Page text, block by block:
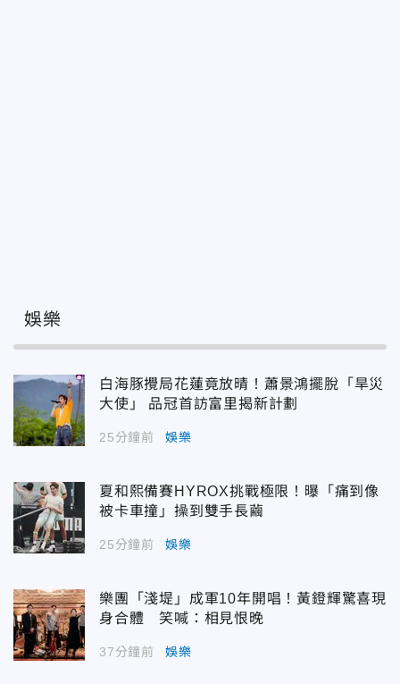
娛樂
白海豚攪局花蓮竟放晴！蕭景鴻擺脫「旱災
大使」 品冠首訪富里揭新計劃
25分鐘前 娛樂
夏和熙備賽HYROX挑戰極限！曝「痛到像
被卡車撞」操到雙手長繭
25分鐘前 娛樂
樂團「淺堤」成軍10年開唱！黃鐙輝驚喜現
身合體 笑喊：相見恨晚
37分鐘前 娛樂